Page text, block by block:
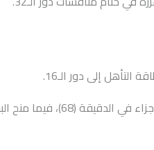
الفوز في الوقت بدل الضائع.